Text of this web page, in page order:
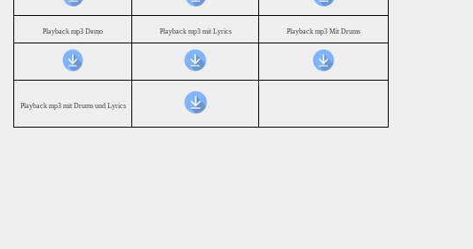
Playback mp3 Demo Playback mp3 mit Lyrics Playback mp3 Mit Drums
Playback mp3 mit Drums und Lyrics